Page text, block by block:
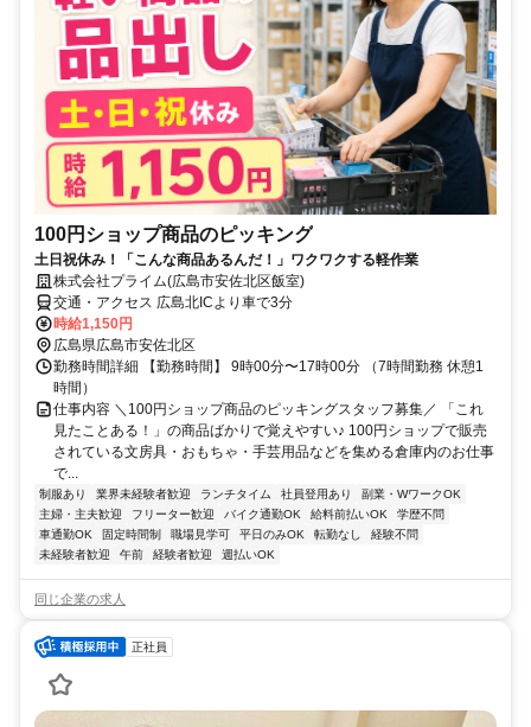
100円ショップ商品のピッキング
土日祝休み！「こんな商品あるんだ！」ワクワクする軽作業
株式会社プライム(広島市安佐北区飯室)
交通・アクセス 広島北ICより車で3分
時給1,150円
広島県広島市安佐北区
勤務時間詳細 【勤務時間】 9時00分〜17時00分 （7時間勤務 休憩1
時間）
仕事内容 ＼100円ショップ商品のピッキングスタッフ募集／ 「これ
見たことある！」の商品ばかりで覚えやすい♪ 100円ショップで販売
されている文房具・おもちゃ・手芸用品などを集める倉庫内のお仕事
で...
制服あり 業界未経験者歓迎 ランチタイム 社員登用あり
副業・WワークOK
主婦・主夫歓迎
フリーター歓迎 バイク通勤OK 給料前払いOK
学歴不問
車通勤OK
固定時間制 職場見学可 平日のみOK 転勤なし
経験不問
未経験者歓迎
午前 経験者歓迎 週払いOK
同じ企業の求人
正社員